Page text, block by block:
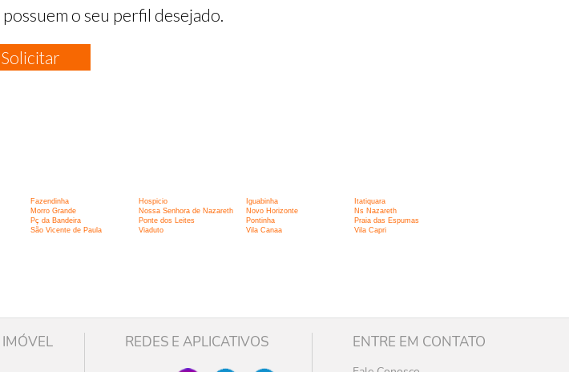
o seu perfil desejado.
Solicitar
Fazendinha Hospicio Iguabinha
Itatiquara
Morro Grande Nossa Senhora de Nazareth Novo Horizonte
Ns Nazareth
Pç da Bandeira Ponte dos Leites Pontinha
Praia das Espumas
São Vicente de Paula Viaduto Vila Canaa
Vila Capri
REDES E APLICATIVOS ENTRE EM CONTATO